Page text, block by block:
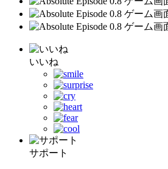
いいね
サポート